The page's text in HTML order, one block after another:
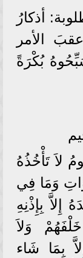
أذكارُ
الأمر
بُكْرَةً
لاَ تَأْخُذُهُ
وَمَا فِي
إِلاَّ بِإِذْنِهِ
وَلاَ
بِمَا شَاء